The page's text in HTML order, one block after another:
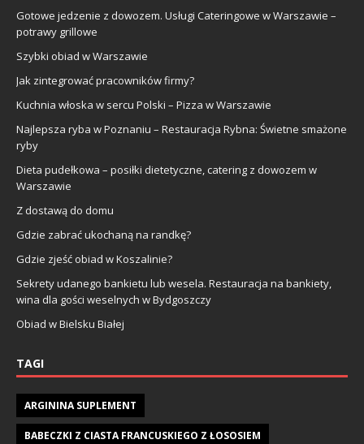
Gotowe jedzenie z dowozem. Usługi Cateringowe w Warszawie –
potrawy grillowe
Szybki obiad w Warszawie
Jak zintegrować pracowników firmy?
Kuchnia włoska w sercu Polski – Pizza w Warszawie
Najlepsza ryba w Poznaniu – Restauracja Rybna: Świetne smażone
ryby
Dieta pudełkowa – posiłki dietetyczne, catering z dowozem w
Warszawie
Z dostawą do domu
Gdzie zabrać ukochaną na randkę?
Gdzie zjeść obiad w Koszalinie?
Sekrety udanego bankietu lub wesela. Restauracja na bankiety,
wina dla gości weselnych w Bydgoszczy
Obiad w Bielsku Białej
TAGI
ARGININA SUPLEMENT
BABECZKI Z CIASTA FRANCUSKIEGO Z ŁOSOSIEM